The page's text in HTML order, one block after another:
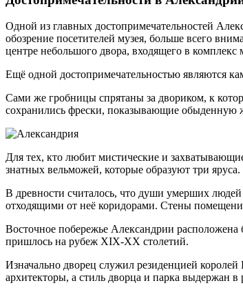
Одной из главных достопримечательностей
обозрение посетителей музея, больше всего
центре небольшого двора, входящего в
Ещё одной достопримечательностью являются
Сами же гробницы спрятаны за двориком, к
сохранились фрески, показывающие обыденную
Для тех, кто любит мистические и
знатных вельможей, которые образуют три
В древности считалось, что души умерших
отходящими от неё коридорами. Стены
Восточное побережье Александрии
пришлось на рубеж XIX-XX столетий.
Изначально дворец служил резиденцией
архитекторы, а стиль дворца и парка выдержан